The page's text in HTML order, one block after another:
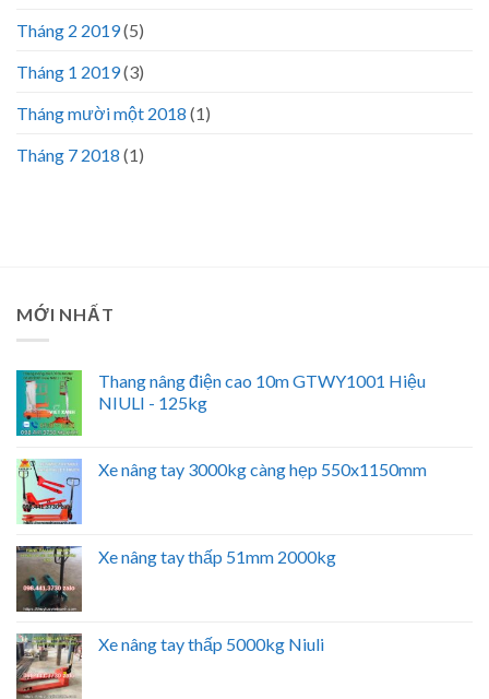
Tháng 2 2019(5)
Tháng 1 2019(3)
Tháng mười một 2018 (1)
Tháng 7 2018 (1)
MỚI NHẤT
Thang nâng điện cao 10m GTWY1001 Hiệu
NIULI - 125kg
Xe nâng tay 3000kg càng hẹp 550x1150mm
Xe nâng tay thấp 51mm 2000kg
Xe nâng tay thấp 5000kg Niuli